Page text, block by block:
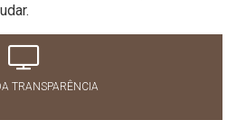
TRANSPARÊNCIA